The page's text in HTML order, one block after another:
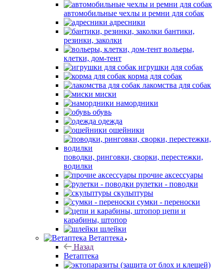
автомобильные чехлы и ремни для собак
адресники
бантики,
резинки, заколки
вольеры,
клетки, дом-тент
игрушки для собак
корма для собак
лакомства для собак
миски
намордники
обувь
одежда
ошейники
поводки, ринговки, сворки, перестежки,
водилки
прочие аксессуары
рулетки - поводки
скульптуры
сумки - переноски
цепи и
карабины, штопор
шлейки
Ветаптека
Назад
Ветаптека